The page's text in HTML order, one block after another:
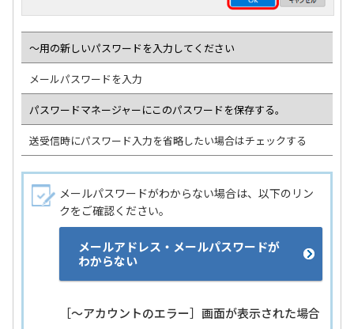
～用の新しいパスワードを入力してください
メールパスワードを入力
パスワードマネージャーにこのパスワードを保存する。
送受信時にパスワード入力を省略したい場合はチェックする
メールパスワードがわからない場合は、以下のリン
クをご確認ください。
メールアドレス・メールパスワードが
わからない
［～アカウントのエラー］画面が表示された場合